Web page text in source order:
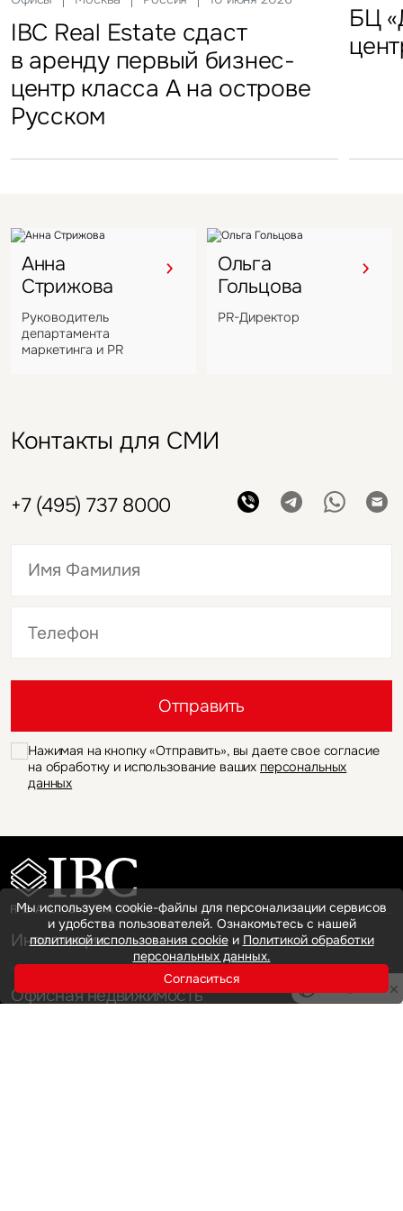
IBC Real Estate сдаст
в аренду первый бизнес-
центр класса А на острове
Русском
БЦ
FFF group – новый резидент
«Атлант-Парк»
Новый Crocus Fitness
Петровский парк откроется
в отеле Hyatt Regency
Один из крупнейших
гостиничных комплексов
Подмосковья перешел
под управление компании
«Солнце Москвы», ВДНХ
Анна
Стрижова
Руководитель
департамента
маркетинга и PR
Ольга
Гольцова
PR-Директор
Контакты для СМИ
+7 (495) 737 8000
Отправить
Нажимая на кнопку «Отправить», вы даете свое согласие
на обработку и использование ваших персональных
данных
Инвестиции
Офисная недвижимость
Мы используем cookie-файлы для персонализации сервисов
и удобства пользователей. Ознакомьтесь с нашей
политикой использования cookieи Политикой обработки
персональных данных.
Согласиться